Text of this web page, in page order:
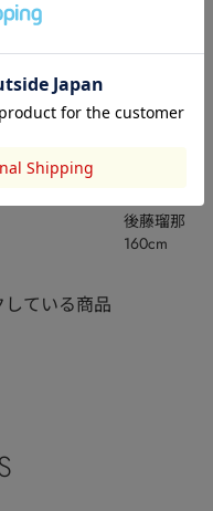
後藤瑠那
160cm
ている商品